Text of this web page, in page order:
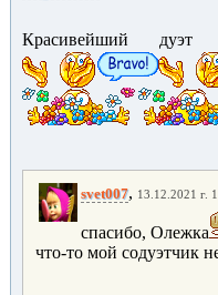
Красивейший дуэт
svet007, 13.12.2021 г.
спасибо, Олежка
что-то мой содуэтчик